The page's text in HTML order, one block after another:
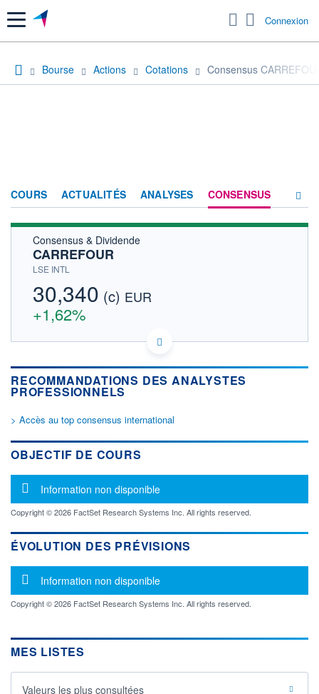
Menu Connexion
Bourse Actions Cotations Consensus
COURS ACTUALITÉS ANALYSES CONSENSUS
Consensus & Dividende
CARREFOUR
LSE INTL
30,340 (c) EUR
+1,62%
FR0000120172 0NPH
Politique d'exécution
Cotation sur les autres places
0,000 29,855
+ HAUT
0,000
+ BAS
VOLUME
0
CAPITAL ÉCHANGÉ
VALORISATION
22 340 MEUR
DERNIER ÉCHANGE
11.06.15 / 17:40:05
LIMITE À LA
BAISSE
LIMITE À LA
HAUSSE
RENDEMENT
- -
0,00 EUR DIVIDENDE
RECOMMANDATIONS DES ANALYSTES
PROFESSIONNELS
> Accès au top consensus international
OBJECTIF DE COURS
Message d'information
Information non disponible
Copyright © 2026 FactSet Research Systems Inc. All rights reserved.
ÉVOLUTION DES PRÉVISIONS
Message d'information
Information non disponible
Copyright © 2026 FactSet Research Systems Inc. All rights reserved.
MES LISTES
Valeurs les plus consultées